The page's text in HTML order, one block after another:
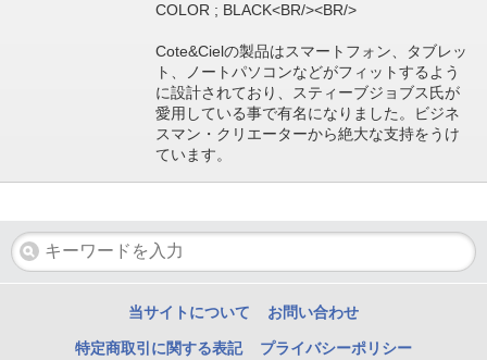
COLOR ; BLACK<BR/><BR/>
Cote&Cielの製品はスマートフォン、タブレッ
ト、ノートパソコンなどがフィットするよう
に設計されており、スティーブジョブス氏が
愛用している事で有名になりました。ビジネ
スマン・クリエーターから絶大な支持をうけ
ています。
当サイトについて お問い合わせ
特定商取引に関する表記 プライバシーポリシー